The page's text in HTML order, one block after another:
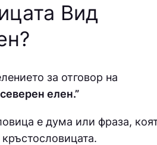
Вид
?
за отговор на
елен.”
е дума или фраза,